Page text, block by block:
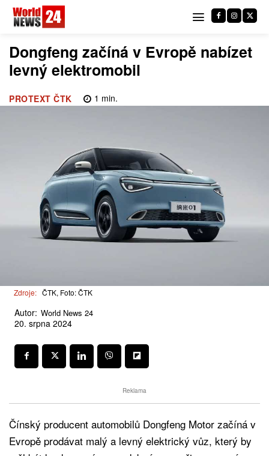
Dongfeng začíná v Evropě nabízet
levný elektromobil
PROTEXT ČTK 1 min.
Zdroje: ČTK, Foto: ČTK
Autor: World News 24
20. srpna 2024
Reklama
Čínský producent automobilů Dongfeng Motor začíná v
Evropě prodávat malý a levný elektrický vůz, který by